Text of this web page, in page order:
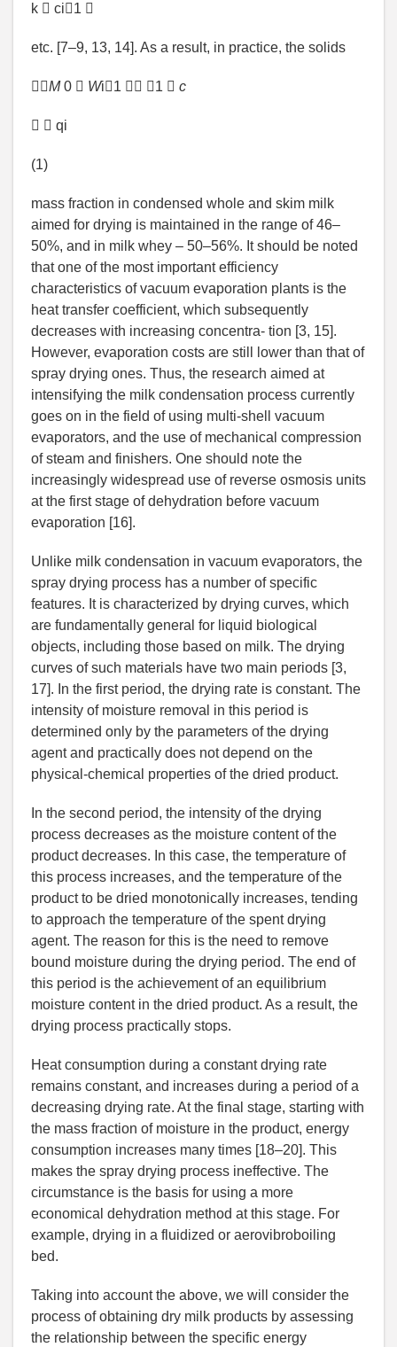
k  ci1 
etc. [7–9, 13, 14]. As a result, in practice, the solids
M0  Wi1  1  c
  qi
(1)
mass fraction in condensed whole and skim milk
aimed for drying is maintained in the range of 46–
50%, and in milk whey – 50–56%. It should be noted
that one of the most important efficiency
characteristics of vacuum evaporation plants is the
heat transfer coefficient, which subsequently
decreases with increasing concentra- tion [3, 15].
However, evaporation costs are still lower than that of
spray drying ones. Thus, the research aimed at
intensifying the milk condensation process currently
goes on in the field of using multi-shell vacuum
evaporators, and the use of mechanical compression
of steam and finishers. One should note the
increasingly widespread use of reverse osmosis units
at the first stage of dehydration before vacuum
evaporation [16].
Unlike milk condensation in vacuum evaporators, the
spray drying process has a number of specific
features. It is characterized by drying curves, which
are fundamentally general for liquid biological
objects, including those based on milk. The drying
curves of such materials have two main periods [3,
17]. In the first period, the drying rate is constant. The
intensity of moisture removal in this period is
determined only by the parameters of the drying
agent and practically does not depend on the
physical-chemical properties of the dried product.
In the second period, the intensity of the drying
process decreases as the moisture content of the
product decreases. In this case, the temperature of
this process increases, and the temperature of the
product to be dried monotonically increases, tending
to approach the temperature of the spent drying
agent. The reason for this is the need to remove
bound moisture during the drying period. The end of
this period is the achievement of an equilibrium
moisture content in the dried product. As a result, the
drying process practically stops.
Heat consumption during a constant drying rate
remains constant, and increases during a period of a
decreasing drying rate. At the final stage, starting with
the mass fraction of moisture in the product, energy
consumption increases many times [18–20]. This
makes the spray drying process ineffective. The
circumstance is the basis for using a more
economical dehydration method at this stage. For
example, drying in a fluidized or aerovibroboiling
bed.
Taking into account the above, we will consider the
process of obtaining dry milk products by assessing
the relationship between the specific energy